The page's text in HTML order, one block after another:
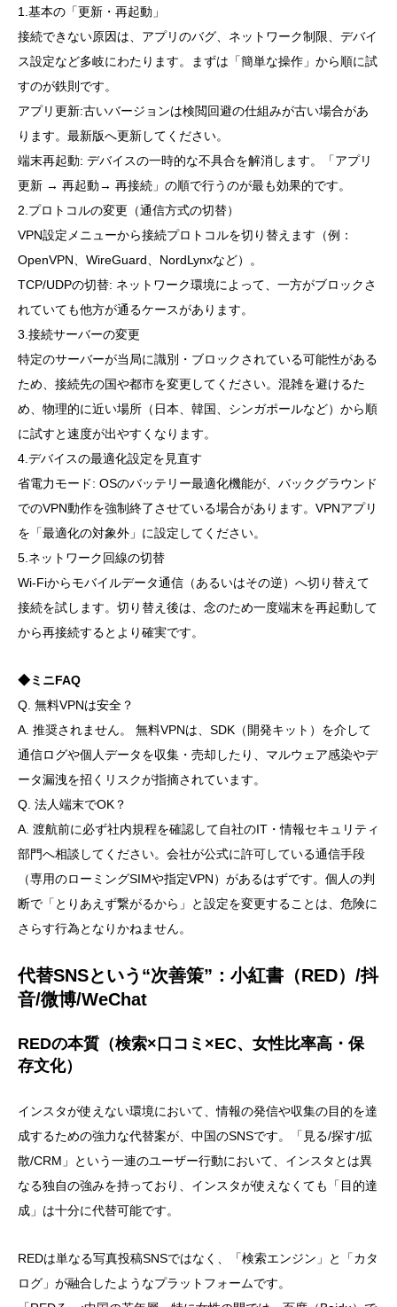
1.基本の「更新・再起動」
接続できない原因は、アプリのバグ、ネットワーク制限、デバイ
ス設定など多岐にわたります。まずは「簡単な操作」から順に試
すのが鉄則です。
アプリ更新:古いバージョンは検閲回避の仕組みが古い場合があ
ります。最新版へ更新してください。
端末再起動: デバイスの一時的な不具合を解消します。「アプリ
更新 → 再起動→ 再接続」の順で行うのが最も効果的です。
2.プロトコルの変更（通信方式の切替）
VPN設定メニューから接続プロトコルを切り替えます（例：
OpenVPN、WireGuard、NordLynxなど）。
TCP/UDPの切替: ネットワーク環境によって、一方がブロックさ
れていても他方が通るケースがあります。
3.接続サーバーの変更
特定のサーバーが当局に識別・ブロックされている可能性がある
ため、接続先の国や都市を変更してください。混雑を避けるた
め、物理的に近い場所（日本、韓国、シンガポールなど）から順
に試すと速度が出やすくなります。
4.デバイスの最適化設定を見直す
省電力モード: OSのバッテリー最適化機能が、バックグラウンド
でのVPN動作を強制終了させている場合があります。VPNアプリ
を「最適化の対象外」に設定してください。
5.ネットワーク回線の切替
Wi-Fiからモバイルデータ通信（あるいはその逆）へ切り替えて
接続を試します。切り替え後は、念のため一度端末を再起動して
から再接続するとより確実です。
◆ミニFAQ
Q. 無料VPNは安全？
A. 推奨されません。 無料VPNは、SDK（開発キット）を介して
通信ログや個人データを収集・売却したり、マルウェア感染やデ
ータ漏洩を招くリスクが指摘されています。
Q. 法人端末でOK？
A. 渡航前に必ず社内規程を確認して自社のIT・情報セキュリティ
部門へ相談してください。会社が公式に許可している通信手段
（専用のローミングSIMや指定VPN）があるはずです。個人の判
断で「とりあえず繋がるから」と設定を変更することは、危険に
さらす行為となりかねません。
代替SNSという“次善策”：小紅書（RED）/抖
音/微博/WeChat
REDの本質（検索×口コミ×EC、女性比率高・保
存文化）
インスタが使えない環境において、情報の発信や収集の目的を達
成するための強力な代替案が、中国のSNSです。「見る/探す/拡
散/CRM」という一連のユーザー行動において、インスタとは異
なる独自の強みを持っており、インスタが使えなくても「目的達
成」は十分に代替可能です。
REDは単なる写真投稿SNSではなく、「検索エンジン」と「カタ
ログ」が融合したようなプラットフォームです。